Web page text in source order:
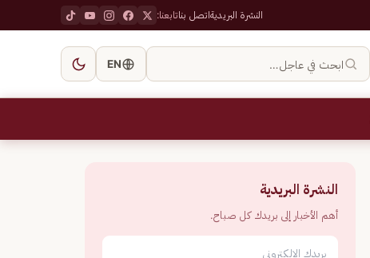
النشرة البريديةاتصل بناتابعنا:
ابحث في عاجل… EN
النشرة البريدية
أهم الأخبار إلى بريدك كل صباح.